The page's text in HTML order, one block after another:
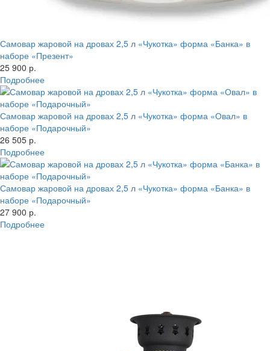
Самовар жаровой на дровах 2,5 л «Чукотка» форма «Банка» в
наборе «Презент»
25 900 р.
Подробнее
Самовар жаровой на дровах 2,5 л «Чукотка» форма «Овал» в
наборе «Подарочный»
26 505 р.
Подробнее
Самовар жаровой на дровах 2,5 л «Чукотка» форма «Банка» в
наборе «Подарочный»
27 900 р.
Подробнее